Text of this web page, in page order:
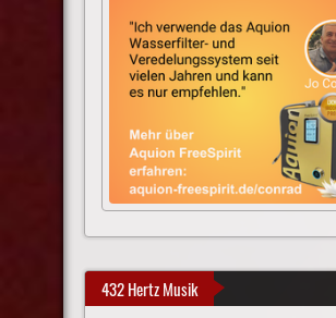
432 Hertz Musik